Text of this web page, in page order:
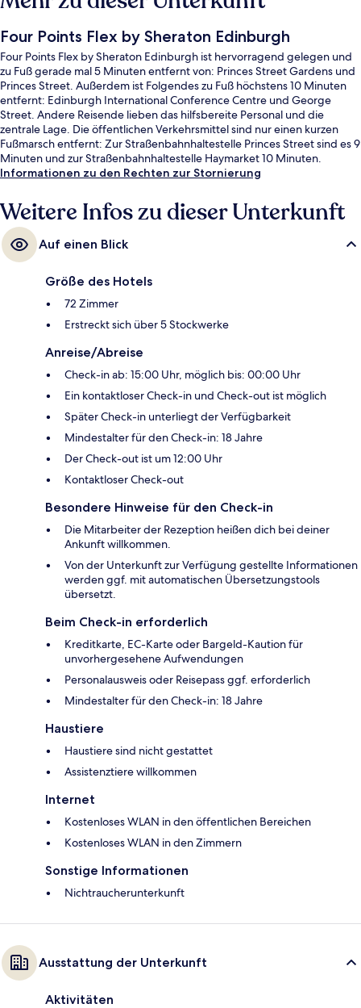
Four Points Flex by Sheraton Edinburgh
Four Points Flex by Sheraton Edinburgh ist hervorragend gelegen und
zu Fuß gerade mal 5 Minuten entfernt von: Princes Street Gardens und
Princes Street. Außerdem ist Folgendes zu Fuß höchstens 10 Minuten
entfernt: Edinburgh International Conference Centre und George
Street. Andere Reisende lieben das hilfsbereite Personal und die
zentrale Lage. Die öffentlichen Verkehrsmittel sind nur einen kurzen
Fußmarsch entfernt: Zur Straßenbahnhaltestelle Princes Street sind es 9
Minuten und zur Straßenbahnhaltestelle Haymarket 10 Minuten.
Informationen zu den Rechten zur Stornierung
Weitere Infos zu dieser Unterkunft
Auf einen Blick
Größe des Hotels
72 Zimmer
Erstreckt sich über 5 Stockwerke
Anreise/Abreise
Check-in ab: 15:00 Uhr, möglich bis: 00:00 Uhr
Ein kontaktloser Check-in und Check-out ist möglich
Später Check-in unterliegt der Verfügbarkeit
Mindestalter für den Check-in: 18 Jahre
Der Check-out ist um 12:00 Uhr
Kontaktloser Check-out
Besondere Hinweise für den Check-in
Die Mitarbeiter der Rezeption heißen dich bei deiner
Ankunft willkommen.
Von der Unterkunft zur Verfügung gestellte Informationen
werden ggf. mit automatischen Übersetzungstools
übersetzt.
Beim Check-in erforderlich
Kreditkarte, EC-Karte oder Bargeld-Kaution für
unvorhergesehene Aufwendungen
Personalausweis oder Reisepass ggf. erforderlich
Mindestalter für den Check-in: 18 Jahre
Haustiere
Haustiere sind nicht gestattet
Assistenztiere willkommen
Internet
Kostenloses WLAN in den öffentlichen Bereichen
Kostenloses WLAN in den Zimmern
Sonstige Informationen
Nichtraucherunterkunft
Ausstattung der Unterkunft
Aktivitäten